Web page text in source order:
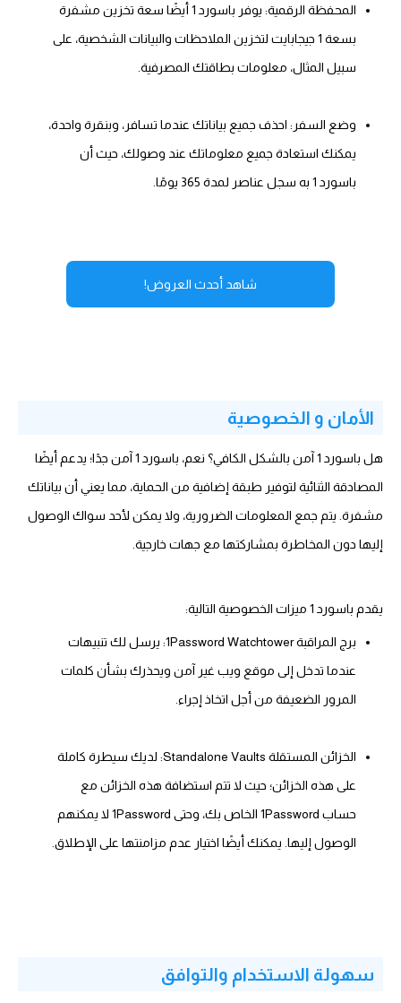
المحفظة الرقمية: يوفر باسورد 1 أيضًا سعة تخزين مشفرة
بسعة 1 جيجابايت لتخزين الملاحظات والبيانات الشخصية، على
سبيل المثال، معلومات بطاقتك المصرفية.
وضع السفر: احذف جميع بياناتك عندما تسافر، وبنقرة واحدة،
يمكنك استعادة جميع معلوماتك عند وصولك، حيث أن
باسورد 1 به سجل عناصر لمدة 365 يومًا.
شاهد أحدث العروض!
الأمان و الخصوصية
هل باسورد 1 آمن بالشكل الكافي؟ نعم، باسورد 1 آمن جدًا؛ يدعم أيضًا
المصادقة الثنائية لتوفير طبقة إضافية من الحماية، مما يعني أن بياناتك
مشفرة. يتم جمع المعلومات الضرورية، ولا يمكن لأحد سواك الوصول
إليها دون المخاطرة بمشاركتها مع جهات خارجية.
يقدم باسورد 1 ميزات الخصوصية التالية:
برج المراقبة 1Password Watchtower: يرسل لك تنبيهات
عندما تدخل إلى موقع ويب غير آمن ويحذرك بشأن كلمات
المرور الضعيفة من أجل اتخاذ إجراء.
الخزائن المستقلة Standalone Vaults: لديك سيطرة كاملة
على هذه الخزائن؛ حيث لا تتم استضافة هذه الخزائن مع
حساب 1Password الخاص بك، وحتى 1Password لا يمكنهم
الوصول إليها. يمكنك أيضًا اختيار عدم مزامنتها على الإطلاق.
سهولة الاستخدام والتوافق